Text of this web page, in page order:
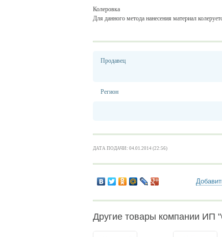
Колеровка
Для данного метода нанесения материал
Продавец
Регион
ДАТА ПОДАЧИ: 04.01.2014 (22:56)
Другие товары компании ИП